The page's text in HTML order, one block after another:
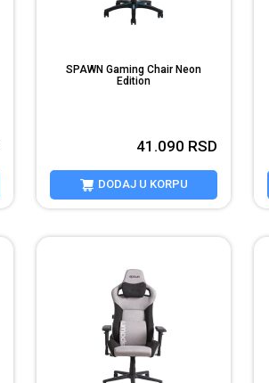
SPAWN Gaming Chair Neon
Edition
41.090 RSD
DODAJ U KORPU